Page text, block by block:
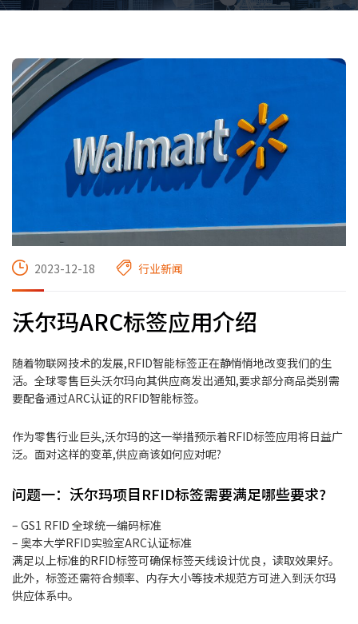
2023-12-18 行业新闻
沃尔玛ARC标签应用介绍
随着物联网技术的发展,RFID智能标签正在静悄悄地改变我们的生
活。全球零售巨头沃尔玛向其供应商发出通知,要求部分商品类别需
要配备通过ARC认证的RFID智能标签。
作为零售行业巨头,沃尔玛的这一举措预示着RFID标签应用将日益广
泛。面对这样的变革,供应商该如何应对呢?
问题一：沃尔玛项目RFID标签需要满足哪些要求?
– GS1 RFID 全球统一编码标准
– 奥本大学RFID实验室ARC认证标准
满足以上标准的RFID标签可确保标签天线设计优良，读取效果好。
此外，标签还需符合频率、内存大小等技术规范方可进入到沃尔玛
供应体系中。